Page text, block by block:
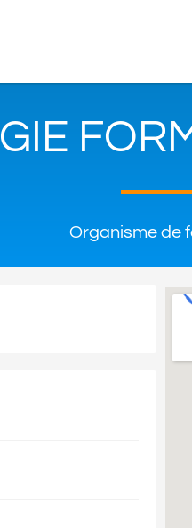
GIE
Organisme de